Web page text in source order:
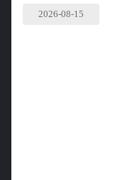
2026-08-15